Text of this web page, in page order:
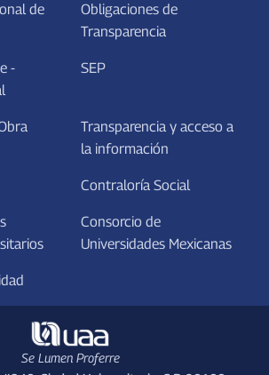
de
Obligaciones de
Transparencia
-
SEP
Transparencia y acceso a
la información
Contraloría Social
Consorcio de
Universidades Mexicanas
Se Lumen Proferre